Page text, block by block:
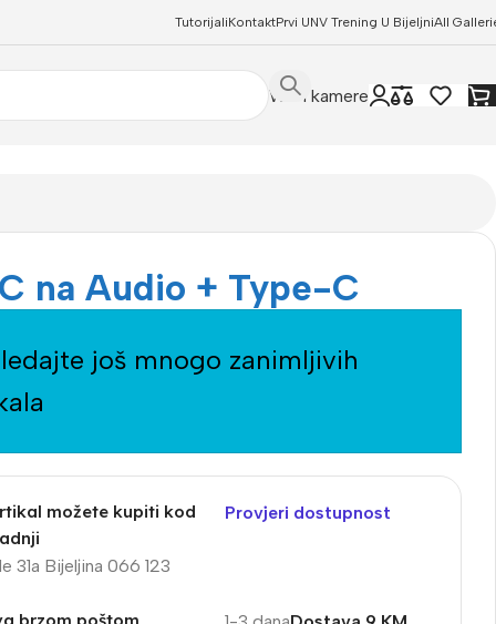
TutorijaliKontaktPrvi UNV Trening U BijeljniAll
WIFI kamere
na Audio + Type-C
još mnogo zanimljivih
možete kupiti kod
31a Bijeljina 066 123
Provjeri dostupnost
brzom poštom